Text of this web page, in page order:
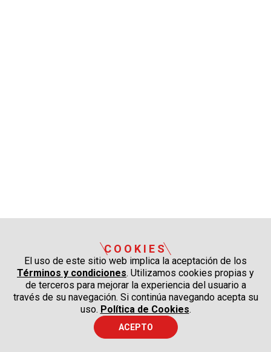
COOKIES
El uso de este sitio web implica la aceptación de los
Términos y condiciones. Utilizamos cookies propias y
de terceros para mejorar la experiencia del usuario a
través de su navegación. Si continúa navegando acepta su
uso. Política de Cookies.
ACEPTO